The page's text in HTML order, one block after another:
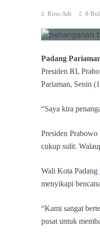
Rino Adi 8
Padang
Presiden RI,
Pariaman, Senin
“Saya kira
Presiden
cukup sulit.
Wali Kota Padang
menyikapi
“Kami sangat
pusat untuk